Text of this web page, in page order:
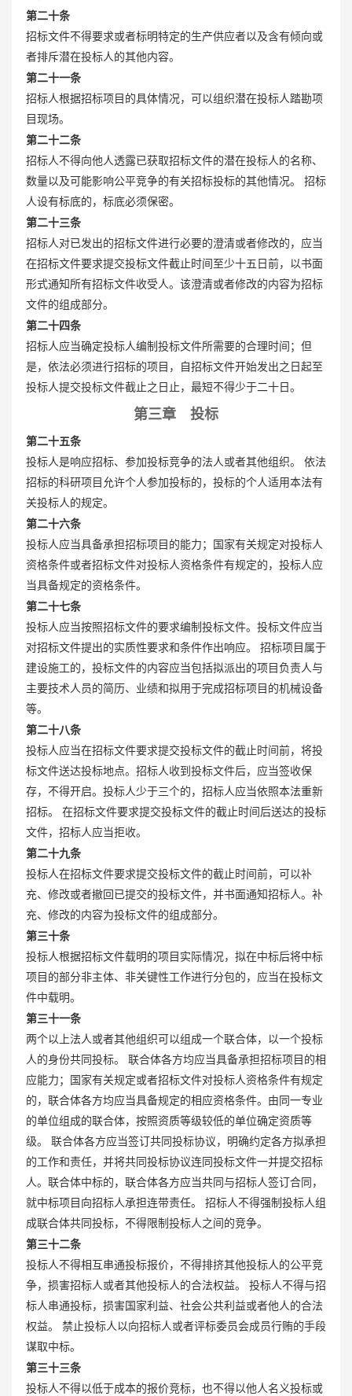
第二十条
招标文件不得要求或者标明特定的生产供应者以及含有倾向或
者排斥潜在投标人的其他内容。
第二十一条
招标人根据招标项目的具体情况，可以组织潜在投标人踏勘项
目现场。
第二十二条
招标人不得向他人透露已获取招标文件的潜在投标人的名称、
数量以及可能影响公平竞争的有关招标投标的其他情况。 招标
人设有标底的，标底必须保密。
第二十三条
招标人对已发出的招标文件进行必要的澄清或者修改的，应当
在招标文件要求提交投标文件截止时间至少十五日前，以书面
形式通知所有招标文件收受人。该澄清或者修改的内容为招标
文件的组成部分。
第二十四条
招标人应当确定投标人编制投标文件所需要的合理时间；但
是，依法必须进行招标的项目，自招标文件开始发出之日起至
投标人提交投标文件截止之日止，最短不得少于二十日。
第三章 投标
第二十五条
投标人是响应招标、参加投标竞争的法人或者其他组织。 依法
招标的科研项目允许个人参加投标的，投标的个人适用本法有
关投标人的规定。
第二十六条
投标人应当具备承担招标项目的能力；国家有关规定对投标人
资格条件或者招标文件对投标人资格条件有规定的，投标人应
当具备规定的资格条件。
第二十七条
投标人应当按照招标文件的要求编制投标文件。投标文件应当
对招标文件提出的实质性要求和条件作出响应。 招标项目属于
建设施工的，投标文件的内容应当包括拟派出的项目负责人与
主要技术人员的简历、业绩和拟用于完成招标项目的机械设备
等。
第二十八条
投标人应当在招标文件要求提交投标文件的截止时间前，将投
标文件送达投标地点。招标人收到投标文件后，应当签收保
存，不得开启。投标人少于三个的，招标人应当依照本法重新
招标。 在招标文件要求提交投标文件的截止时间后送达的投标
文件，招标人应当拒收。
第二十九条
投标人在招标文件要求提交投标文件的截止时间前，可以补
充、修改或者撤回已提交的投标文件，并书面通知招标人。补
充、修改的内容为投标文件的组成部分。
第三十条
投标人根据招标文件载明的项目实际情况，拟在中标后将中标
项目的部分非主体、非关键性工作进行分包的，应当在投标文
件中载明。
第三十一条
两个以上法人或者其他组织可以组成一个联合体，以一个投标
人的身份共同投标。 联合体各方均应当具备承担招标项目的相
应能力；国家有关规定或者招标文件对投标人资格条件有规定
的，联合体各方均应当具备规定的相应资格条件。由同一专业
的单位组成的联合体，按照资质等级较低的单位确定资质等
级。 联合体各方应当签订共同投标协议，明确约定各方拟承担
的工作和责任，并将共同投标协议连同投标文件一并提交招标
人。联合体中标的，联合体各方应当共同与招标人签订合同，
就中标项目向招标人承担连带责任。 招标人不得强制投标人组
成联合体共同投标，不得限制投标人之间的竞争。
第三十二条
投标人不得相互串通投标报价，不得排挤其他投标人的公平竞
争，损害招标人或者其他投标人的合法权益。 投标人不得与招
标人串通投标，损害国家利益、社会公共利益或者他人的合法
权益。 禁止投标人以向招标人或者评标委员会成员行贿的手段
谋取中标。
第三十三条
投标人不得以低于成本的报价竞标，也不得以他人名义投标或